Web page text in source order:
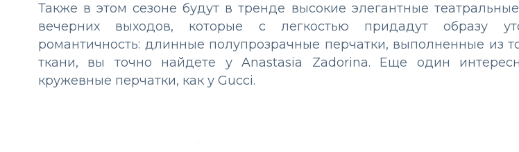
Также в этом сезоне будут в тренде высокие элегантные
вечерних выходов, которые с легкостью придадут образу
романтичность: длинные полупрозрачные перчатки, выполненные из
ткани, вы точно найдете уAnastasia Zadorina. Еще один
кружевные перчатки, как у Gucci.